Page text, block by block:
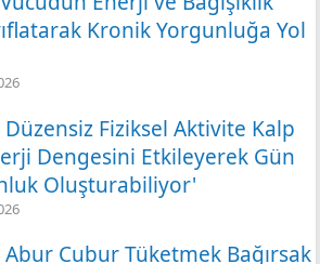
Kronik Yorgunluğa Yol
Fiziksel Aktivite Kalp
Dengesini Etkileyerek Gün
Oluşturabiliyor'
Cubur Tüketmek Bağırsak